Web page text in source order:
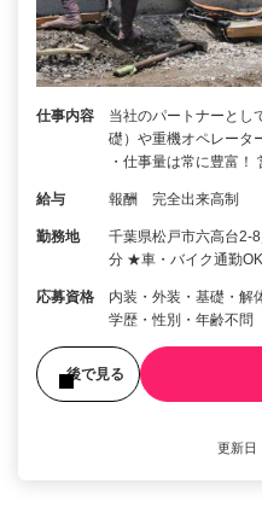
仕事内容
当社のパートナーとし
礎）や重機オペレータ
・仕事量は常に豊富！
給与 報酬 完全出来高制
勤務地
千葉県松戸市六高台2-
分 ★車・バイク通勤OK
応募資格
内装・外装・基礎・
学歴・性別・年齢不問
後で見る
更新日